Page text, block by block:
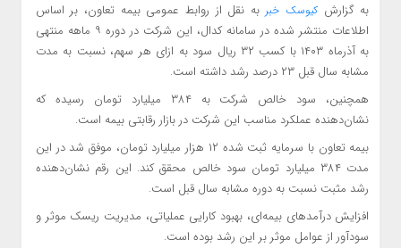
به گزارش کیوسک خبربه نقل از روابط عمومی بیمه تعاون، بر اساس
اطلاعات منتشر شده در سامانه کدال، این شرکت در دوره ۹ ماهه منتهی
به آذرماه ۱۴۰۳ با کسب ۳۲ ریال سود به ازای هر سهم، نسبت به مدت
مشابه سال قبل ۲۳ درصد رشد داشته است.
همچنین، سود خالص شرکت به ۳۸۴ میلیارد تومان رسیده که
نشان‌دهنده عملکرد مناسب این شرکت در بازار رقابتی بیمه است.
بیمه تعاون با سرمایه ثبت شده ۱۲ هزار میلیارد تومان، موفق شد در این
مدت ۳۸۴ میلیارد تومان سود خالص محقق کند. این رقم نشان‌دهنده
رشد مثبت نسبت به دوره مشابه سال قبل است.
افزایش درآمدهای بیمه‌ای، بهبود کارایی عملیاتی، مدیریت ریسک موثر و
سودآور از عوامل موثر بر این رشد بوده است.